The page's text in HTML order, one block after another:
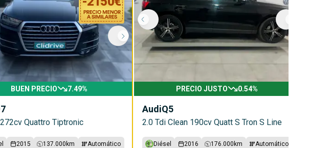
BUEN PRECIO 7.49%
Quattro Tiptronic
2015 137.000 km Automático
PRECIO JUSTO 0.54%
AudiQ5
2.0 Tdi Clean 190cv Quatt S Tron S Line
Diésel 2016 176.000 km Automático